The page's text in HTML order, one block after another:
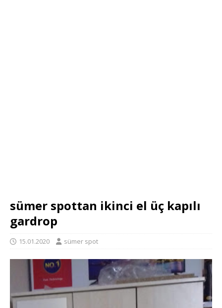
sümer spottan ikinci el üç kapılı
gardrop
15.01.2020 sümer spot